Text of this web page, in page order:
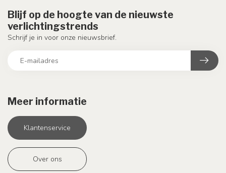
Meer informatie
Klantenservice
Over ons
Blijf op de hoogte van de nieuwste
verlichtingstrends
Schrijf je in voor onze nieuwsbrief.